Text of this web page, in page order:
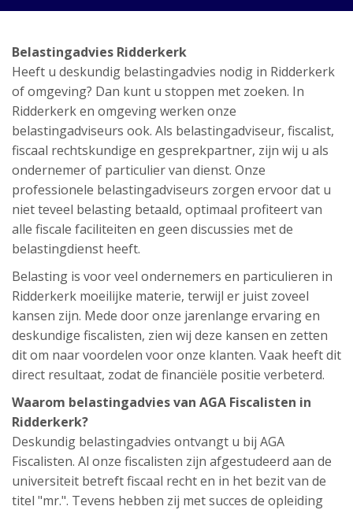
Belastingadvies Ridderkerk
Heeft u deskundig belastingadvies nodig in Ridderkerk
of omgeving? Dan kunt u stoppen met zoeken. In
Ridderkerk en omgeving werken onze
belastingadviseurs ook. Als belastingadviseur, fiscalist,
fiscaal rechtskundige en gesprekpartner, zijn wij u als
ondernemer of particulier van dienst. Onze
professionele belastingadviseurs zorgen ervoor dat u
niet teveel belasting betaald, optimaal profiteert van
alle fiscale faciliteiten en geen discussies met de
belastingdienst heeft.
Belasting is voor veel ondernemers en particulieren in
Ridderkerk moeilijke materie, terwijl er juist zoveel
kansen zijn. Mede door onze jarenlange ervaring en
deskundige fiscalisten, zien wij deze kansen en zetten
dit om naar voordelen voor onze klanten. Vaak heeft dit
direct resultaat, zodat de financiële positie verbeterd.
Waarom belastingadvies van AGA Fiscalisten in
Ridderkerk?
Deskundig belastingadvies ontvangt u bij AGA
Fiscalisten. Al onze fiscalisten zijn afgestudeerd aan de
universiteit betreft fiscaal recht en in het bezit van de
titel "mr.". Tevens hebben zij met succes de opleiding